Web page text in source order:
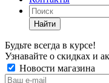
Найти
Будьте всегда в курсе!
Узнавайте о скидках и
Новости магазина